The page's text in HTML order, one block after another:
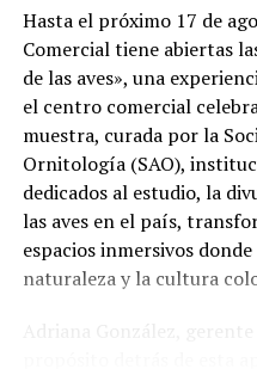
unir dos símbolos que
antioqueños: Horizontes,
nuestro patrimonio
una marca que por más
nuestras celebraciones y
importantes de nuestra
un homenaje a nuestras
definen: el trabajo, la
familia y la capacidad de
afirmó el directivo.
Hasta el próximo 17 de
Comercial tiene abiertas
de las aves», una
el centro comercial
muestra, curada por la
Ornitología (SAO),
dedicados al estudio, la
las aves en el país,
espacios inmersivos
naturaleza y la cultura